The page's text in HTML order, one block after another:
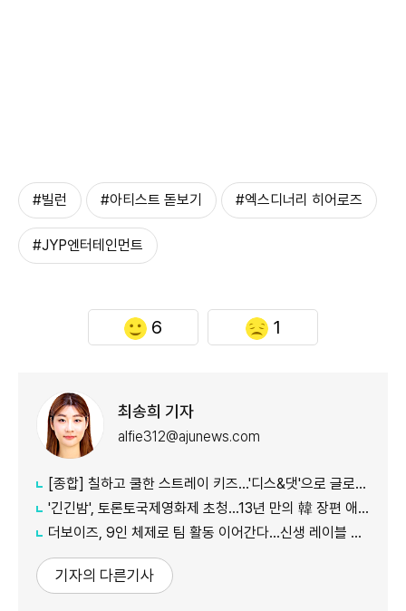
#빌런 #아티스트 돋보기 #엑스디너리 히어로즈
#JYP엔터테인먼트
6 1
최송희 기자
alfie312@ajunews.com
[종합] 칠하고 쿨한 스트레이 키즈…'디스&댓'으로 글로벌 질주
'긴긴밤', 토론토국제영화제 초청…13년 만의 韓 장편 애니
더보이즈, 9인 체제로 팀 활동 이어간다…신생 레이블 계약 완료
기자의 다른기사